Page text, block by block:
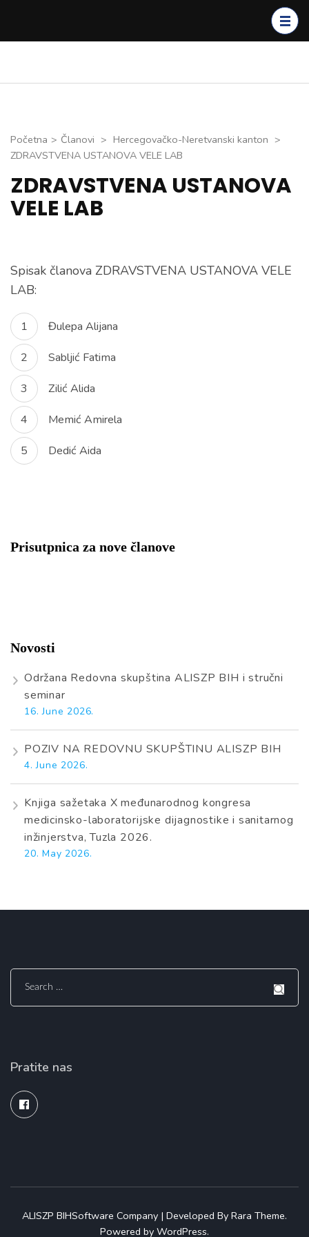
Enter)
Početna > Članovi > Hercegovačko-Neretvanski kanton >
ZDRAVSTVENA USTANOVA VELE LAB
ZDRAVSTVENA USTANOVA
VELE LAB
Spisak članova ZDRAVSTVENA USTANOVA VELE
LAB:
Đulepa Alijana
Sabljić Fatima
Zilić Alida
Memić Amirela
Dedić Aida
Prisutpnica za nove članove
Novosti
Održana Redovna skupština ALISZP BIH i stručni
seminar
16. June 2026.
POZIV NA REDOVNU SKUPŠTINU ALISZP BIH
4. June 2026.
Knjiga sažetaka X međunarodnog kongresa
medicinsko-laboratorijske dijagnostike i sanitarnog
inžinjerstva, Tuzla 2026.
20. May 2026.
Search
for:
Pratite nas
ALISZP BIHSoftware Company | Developed By Rara Theme.
Powered by WordPress.